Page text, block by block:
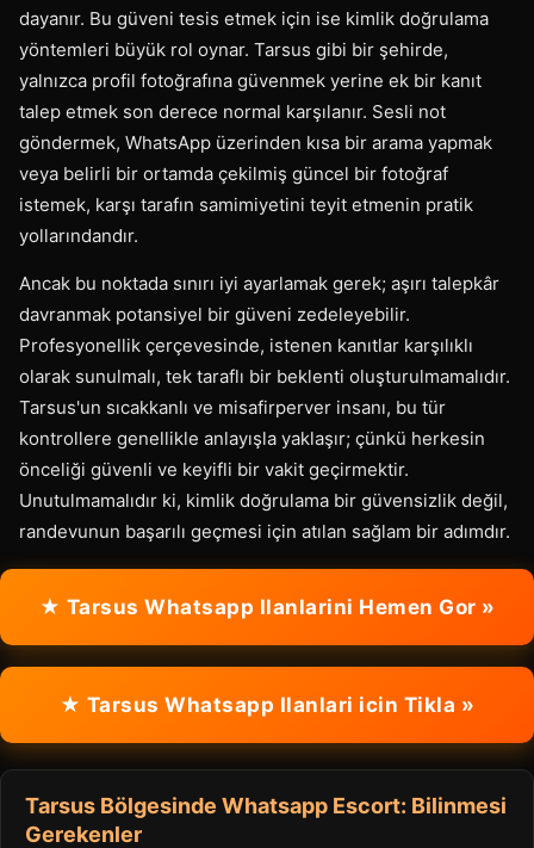
dayanır. Bu güveni tesis etmek için ise kimlik doğrulama
yöntemleri büyük rol oynar. Tarsus gibi bir şehirde,
yalnızca profil fotoğrafına güvenmek yerine ek bir kanıt
talep etmek son derece normal karşılanır. Sesli not
göndermek, WhatsApp üzerinden kısa bir arama yapmak
veya belirli bir ortamda çekilmiş güncel bir fotoğraf
istemek, karşı tarafın samimiyetini teyit etmenin pratik
yollarındandır.
Ancak bu noktada sınırı iyi ayarlamak gerek; aşırı talepkâr
davranmak potansiyel bir güveni zedeleyebilir.
Profesyonellik çerçevesinde, istenen kanıtlar karşılıklı
olarak sunulmalı, tek taraflı bir beklenti oluşturulmamalıdır.
Tarsus'un sıcakkanlı ve misafirperver insanı, bu tür
kontrollere genellikle anlayışla yaklaşır; çünkü herkesin
önceliği güvenli ve keyifli bir vakit geçirmektir.
Unutulmamalıdır ki, kimlik doğrulama bir güvensizlik değil,
randevunun başarılı geçmesi için atılan sağlam bir adımdır.
★ Tarsus Whatsapp Ilanlarini Hemen Gor »
★ Tarsus Whatsapp Ilanlari icin Tikla »
Tarsus Bölgesinde Whatsapp Escort: Bilinmesi
Gerekenler